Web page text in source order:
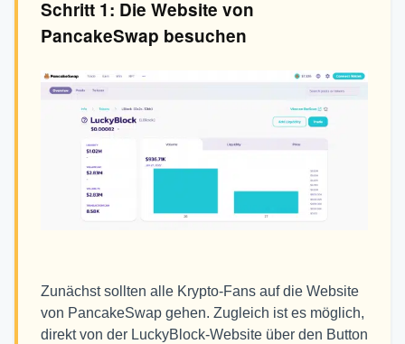
Schritt 1: Die Website von
PancakeSwap besuchen
Zunächst sollten alle Krypto-Fans auf die Website
von PancakeSwap gehen. Zugleich ist es möglich,
direkt von der LuckyBlock-Website über den Button